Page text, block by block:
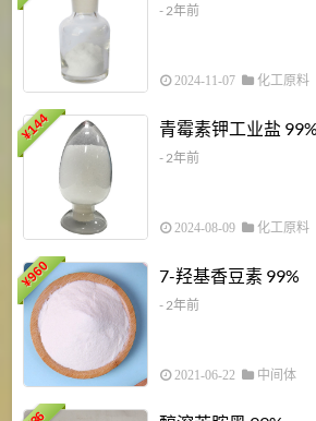
- 2年前
2024-11-07 化工原料
¥
144 青霉素钾工业盐
- 2年前
2024-08-09 化工原料
¥
960 7-羟基香豆素 99%
- 2年前
2021-06-22 中间体